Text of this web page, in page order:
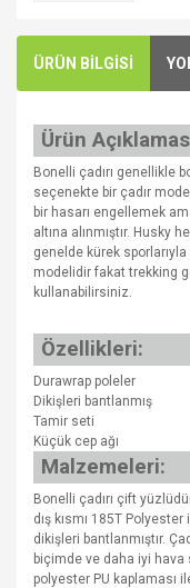
ÜRÜN BİLGİSİ
Ürün
Bonelli çadırı genellikle
seçenekte bir çadır
bir hasarı engellemek
altına alınmıştır. Husky
genelde kürek
modelidir fakat trekking
kullanabilirsiniz.
Özellikleri:
Durawrap poleler
Dikişleri bantlanmış
Tamir seti
Küçük cep ağı
Malzemeleri:
Bonelli çadırı çift
dış kısmı 185T
dikişleri bantlanmıştır.
biçimde ve daha iyi
polyester PU kaplaması